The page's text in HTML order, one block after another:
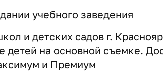
учебного заведения
и детских садов г.
детей на основной съемке.
и Премиум